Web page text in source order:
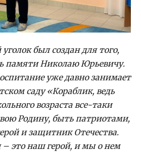
был создан для того,
памяти Николаю Юрьевичу.
уже давно занимает
саду «Кораблик, ведь
возраста все-таки
Родину, быть патриотами,
и защитник Отечества.
это наш герой, и мы о нем